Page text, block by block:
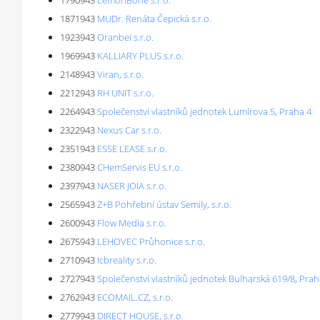
1871943 MUDr. Renáta Čepická s.r.o.
1923943Oranbei s.r.o.
1969943 KALLIARY PLUS s.r.o.
2148943Viran, s.r.o.
2212943 RH UNIT s.r.o.
2264943Společenství vlastníků jednotek Lumírova 5, Praha 4
2322943 Nexus Car s.r.o.
2351943 ESSE LEASE s.r.o.
2380943CHemServis EU s.r.o.
2397943 NASER JOIA s.r.o.
2565943Z+B Pohřební ústav Semily, s.r.o.
2600943 Flow Media s.r.o.
2675943 LEHOVEC Průhonice s.r.o.
2710943 Icbreality s.r.o.
2727943Společenství vlastníků jednotek Bulharská 619/8,
2762943 ECOMAIL.CZ, s.r.o.
2779943 DIRECT HOUSE, s.r.o.